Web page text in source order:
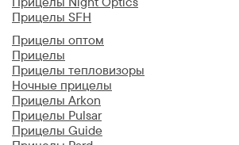
Прицелы SFH
Прицелы оптом
Прицелы
Прицелы тепловизоры
Ночные прицелы
Прицелы Arkon
Прицелы Pulsar
Прицелы Guide